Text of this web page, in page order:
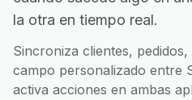
la otra en tiempo real.
Sincroniza clientes,
campo personalizado entre
activa acciones en ambas